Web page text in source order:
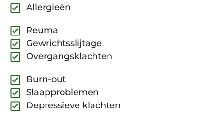
Allergieën
Reuma
Gewrichtsslijtage
Overgangsklachten
Burn-out
Slaapproblemen
Depressieve klachten